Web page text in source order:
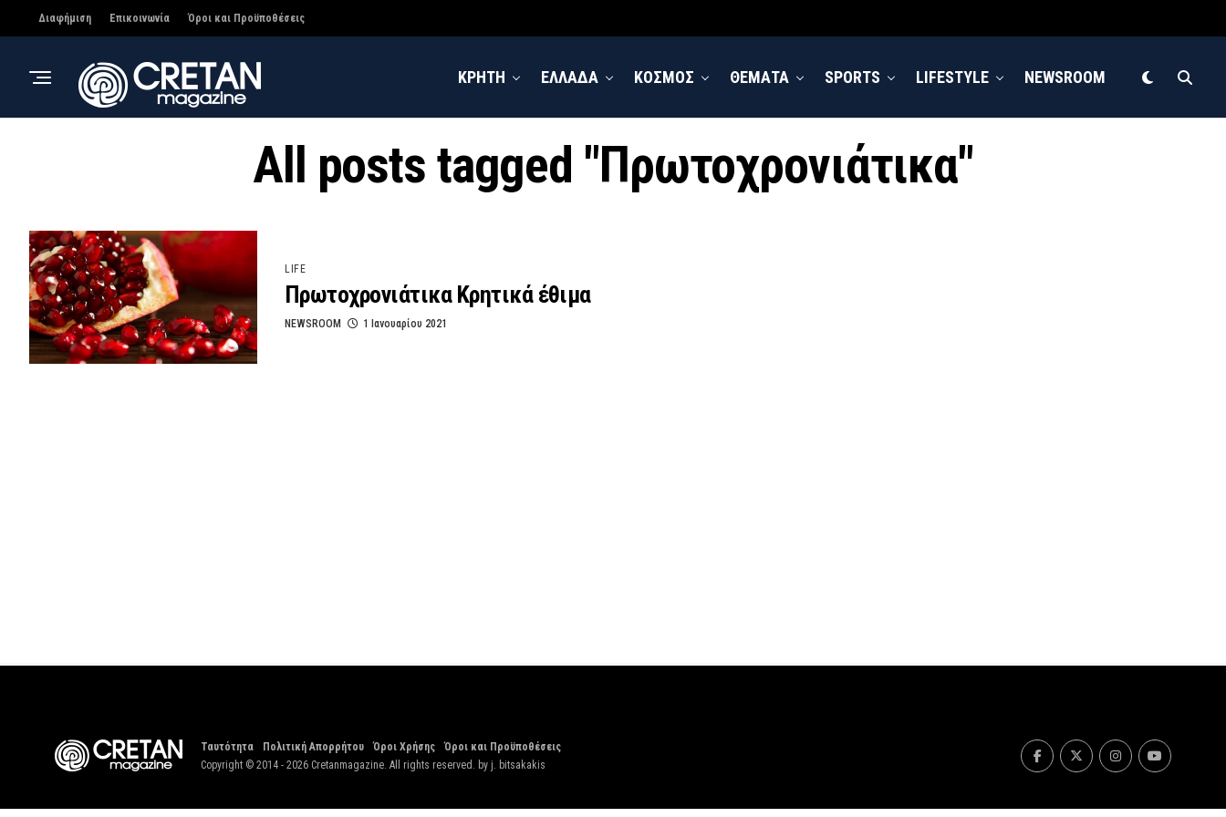
Διαφήμιση Επικοινωνία Όροι και Προϋποθέσεις
ΚΡΗΤΗ ΕΛΛΑΔΑ ΚΟΣΜΟΣ ΘΕΜΑΤΑ SPORTS LIFESTYLE NEWSROOM
All posts tagged "Πρωτοχρονιάτικα"
LIFE
Πρωτοχρονιάτικα Κρητικά έθιμα
NEWSROOM 1 Ιανουαρίου 2021
Ταυτότητα Πολιτική Απορρήτου Όροι Χρήσης
Όροι και Προϋποθέσεις
Copyright © 2014 - 2026 Cretanmagazine. All rights reserved. by j. bitsakakis